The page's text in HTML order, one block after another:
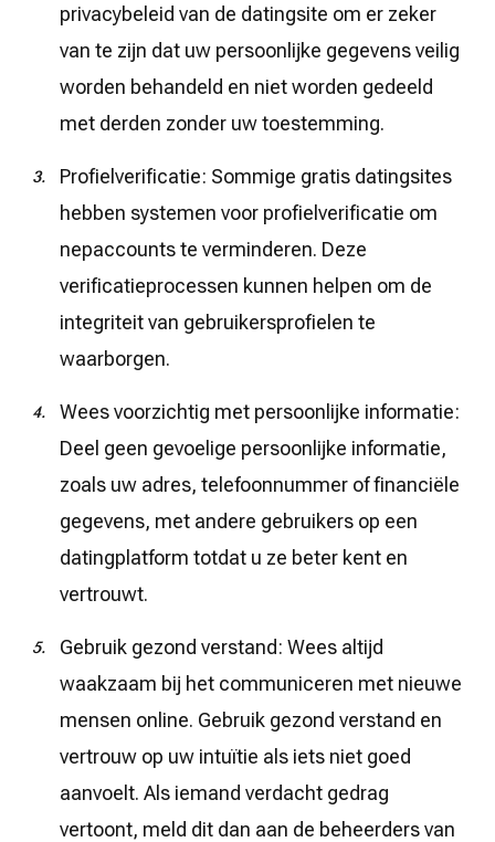
privacybeleid van de datingsite om er zeker
van te zijn dat uw persoonlijke gegevens veilig
worden behandeld en niet worden gedeeld
met derden zonder uw toestemming.
Profielverificatie: Sommige gratis datingsites
hebben systemen voor profielverificatie om
nepaccounts te verminderen. Deze
verificatieprocessen kunnen helpen om de
integriteit van gebruikersprofielen te
waarborgen.
Wees voorzichtig met persoonlijke informatie:
Deel geen gevoelige persoonlijke informatie,
zoals uw adres, telefoonnummer of financiële
gegevens, met andere gebruikers op een
datingplatform totdat u ze beter kent en
vertrouwt.
Gebruik gezond verstand: Wees altijd
waakzaam bij het communiceren met nieuwe
mensen online. Gebruik gezond verstand en
vertrouw op uw intuïtie als iets niet goed
aanvoelt. Als iemand verdacht gedrag
vertoont, meld dit dan aan de beheerders van